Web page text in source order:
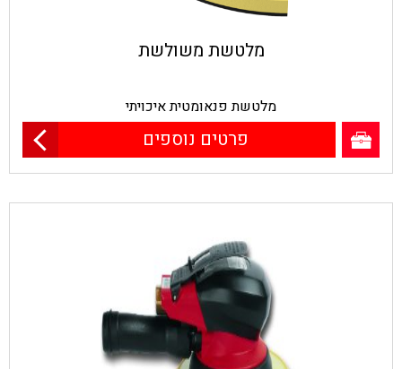
מלטשת משולשת
מלטשת פנאומטית איכויתי
פרטים נוספים